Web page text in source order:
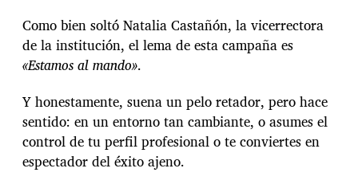
Como bien soltó Natalia Castañón, la vicerrectora
de la institución, el lema de esta campaña es
«Estamos al mando».
Y honestamente, suena un pelo retador, pero hace
sentido: en un entorno tan cambiante, o asumes el
control de tu perfil profesional o te conviertes en
espectador del éxito ajeno.